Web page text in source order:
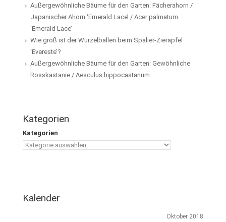
Außergewöhnliche Bäume für den Garten: Fächerahorn /
Japanischer Ahorn ‘Emerald Lace’ / Acer palmatum
‘Emerald Lace’
Wie groß ist der Wurzelballen beim Spalier-Zierapfel
‘Evereste’?
Außergewöhnliche Bäume für den Garten: Gewöhnliche
Rosskastanie / Aesculus hippocastanum
Kategorien
Kategorien
Kalender
Oktober 2018